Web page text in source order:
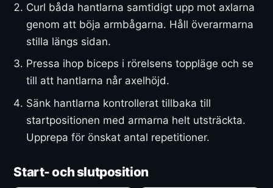
Curl båda hantlarna samtidigt upp mot axlarna
genom att böja armbågarna. Håll överarmarna
stilla längs sidan.
Pressa ihop biceps i rörelsens toppläge och se
till att hantlarna når axelhöjd.
Sänk hantlarna kontrollerat tillbaka till
startpositionen med armarna helt utsträckta.
Upprepa för önskat antal repetitioner.
Start- och slutposition